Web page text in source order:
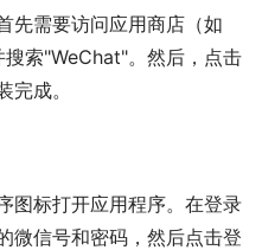
先需要访问应用商店（如
索"WeChat"。然后，点击
成。
图标打开应用程序。在登录
微信号和密码，然后点击登